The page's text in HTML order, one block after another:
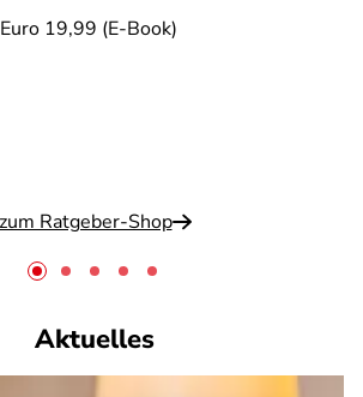
19,99 (E-Book)
zum Ratgeber-Shop
Aktuelles